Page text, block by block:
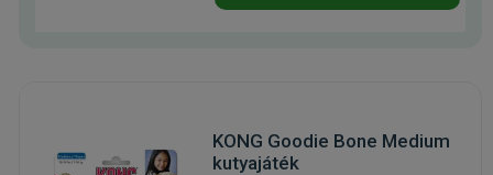
KONG Goodie Bone Medium
kutyajáték